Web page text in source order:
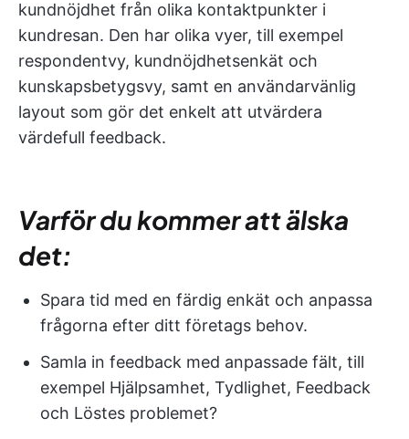
kundnöjdhet från olika kontaktpunkter i
kundresan. Den har olika vyer, till exempel
respondentvy, kundnöjdhetsenkät och
kunskapsbetygsvy, samt en användarvänlig
layout som gör det enkelt att utvärdera
värdefull feedback.
Varför du kommer att älska
det:
Spara tid med en färdig enkät och anpassa
frågorna efter ditt företags behov.
Samla in feedback med anpassade fält, till
exempel Hjälpsamhet, Tydlighet, Feedback
och Löstes problemet?